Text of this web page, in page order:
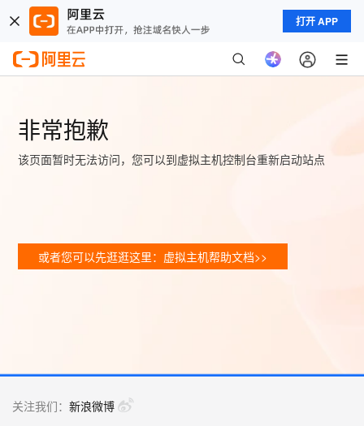
打开 APP
非常抱歉
该页面暂时无法访问，您可以到虚拟主机控制台重新启动站点
或者您可以先逛逛这里：虚拟主机帮助文档>>